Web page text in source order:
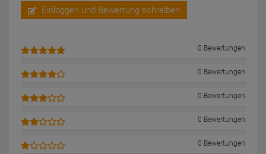
Einloggen und Bewertung schreiben
0 Bewertungen
0 Bewertungen
0 Bewertungen
0 Bewertungen
0 Bewertungen